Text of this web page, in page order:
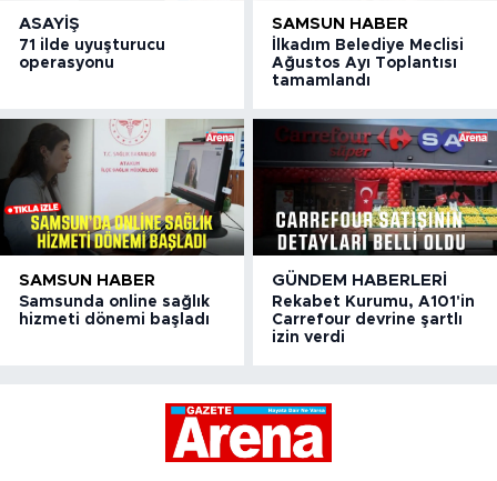
ASAYIŞ
71 ilde uyuşturucu
operasyonu
SAMSUN HABER
İlkadım Belediye Meclisi
Ağustos Ayı Toplantısı
tamamlandı
SAMSUN HABER
Samsunda online sağlık
hizmeti dönemi başladı
GÜNDEM HABERLERI
Rekabet Kurumu, A101'in
Carrefour devrine şartlı
izin verdi